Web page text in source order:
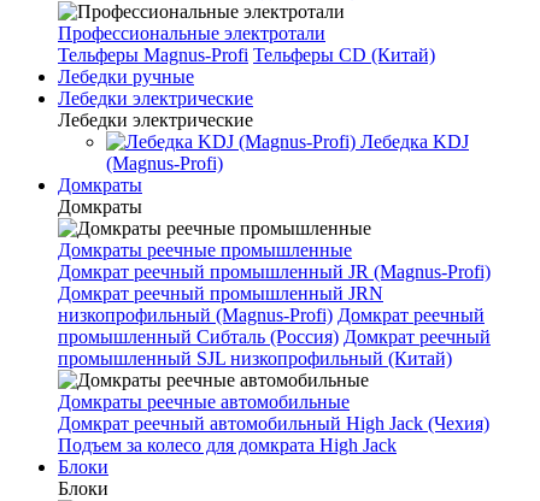
Профессиональные электротали
Тельферы Magnus-Profi Тельферы CD (Китай)
Лебедки ручные
Лебедки электрические
Лебедки электрические
Лебедка KDJ
(Magnus-Profi)
Домкраты
Домкраты
Домкраты реечные промышленные
Домкрат реечный промышленный JR (Magnus-Profi)
Домкрат реечный промышленный JRN
низкопрофильный (Magnus-Profi) Домкрат реечный
промышленный Сибталь (Россия) Домкрат реечный
промышленный SJL низкопрофильный (Китай)
Домкраты реечные автомобильные
Домкрат реечный автомобильный High Jack (Чехия)
Подъем за колесо для домкрата High Jack
Блоки
Блоки